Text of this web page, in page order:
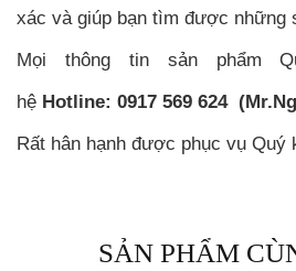
xác và giúp bạn tìm được những
Mọi thông tin sản phẩm
hệ Hotline: 0917 569 624
Rất hân hạnh được phục vụ Quý
SẢN PHẨM